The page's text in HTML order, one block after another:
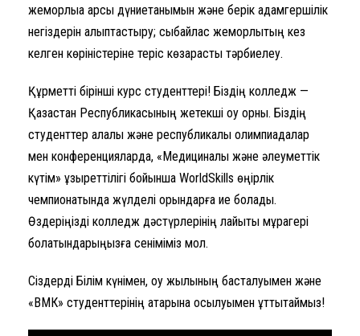
жемқорлыққа қарсы дүниетанымын және берік адамгершілік
негіздерін қалыптастыру; сыбайлас жемқорлықтың кез
келген көріністеріне теріс көзқарасты тәрбиелеу.
Құрметті бірінші курс студенттері! Біздің колледж —
Қазақстан Республикасының жетекші оқу орны. Біздің
студенттер қалалық және республикалық олимпиадалар
мен конференцияларда, «Медициналық және әлеуметтік
күтім» құзыреттілігі бойынша WorldSkills өңірлік
чемпионатында жүлделі орындарға ие болады.
Өздеріңізді колледж дәстүрлерінің лайықты мұрагері
болатындарыңызға сеніміміз мол.
Сіздерді Білім күнімен, оқу жылының басталуымен және
«ВМК» студенттерінің қатарына қосылуымен құттықтаймыз!